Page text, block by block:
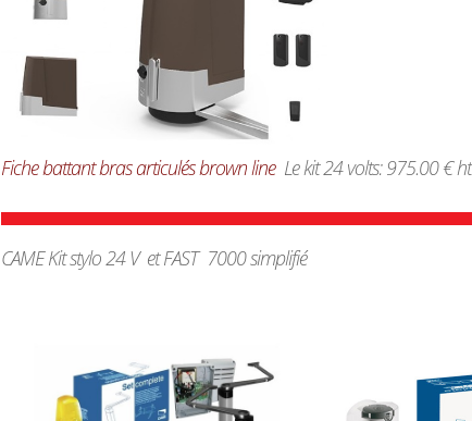
Fiche battant bras articulés brown lineLe kit 24 volts: 975.00 € ht
CAME Kit stylo 24 V et FAST 7000 simplifié